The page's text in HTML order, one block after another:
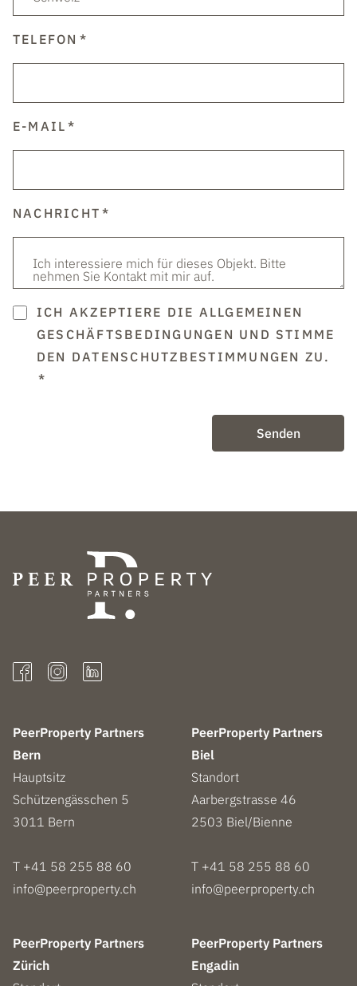
TELEFON
E-MAIL
NACHRICHT
ICH AKZEPTIERE DIE ALLGEMEINEN
GESCHÄFTSBEDINGUNGEN UND STIMME
DEN DATENSCHUTZBESTIMMUNGEN ZU.
Senden
PeerProperty Partners
Bern
Hauptsitz
Schützengässchen 5
3011 Bern
T +41 58 255 88 60
info@peerproperty.ch
PeerProperty Partners
Biel
Standort
Aarbergstrasse 46
2503 Biel/Bienne
T +41 58 255 88 60
info@peerproperty.ch
PeerProperty Partners
Zürich
PeerProperty Partners
Engadin